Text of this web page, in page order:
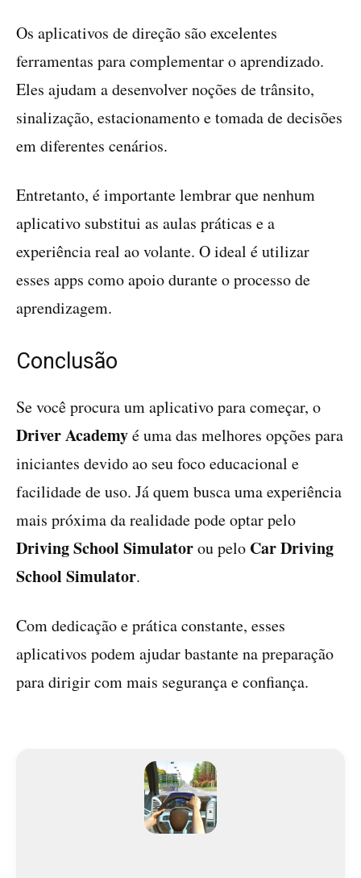
Os aplicativos de direção são excelentes
ferramentas para complementar o aprendizado.
Eles ajudam a desenvolver noções de trânsito,
sinalização, estacionamento e tomada de decisões
em diferentes cenários.
Entretanto, é importante lembrar que nenhum
aplicativo substitui as aulas práticas e a
experiência real ao volante. O ideal é utilizar
esses apps como apoio durante o processo de
aprendizagem.
Conclusão
Se você procura um aplicativo para começar, o
Driver Academyé uma das melhores opções para
iniciantes devido ao seu foco educacional e
facilidade de uso. Já quem busca uma experiência
mais próxima da realidade pode optar pelo
Driving School Simulatorou pelo Car Driving
School Simulator.
Com dedicação e prática constante, esses
aplicativos podem ajudar bastante na preparação
para dirigir com mais segurança e confiança.